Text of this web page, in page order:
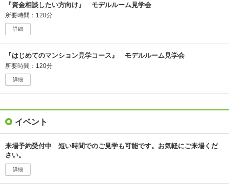
『資金相談したい方向け』 モデルルーム見学会
所要時間：120分
詳細
『はじめてのマンション見学コース』 モデルルーム見学会
所要時間：120分
詳細
イベント
来場予約受付中 短い時間でのご見学も可能です。お気軽にご来場くだ
さい。
詳細